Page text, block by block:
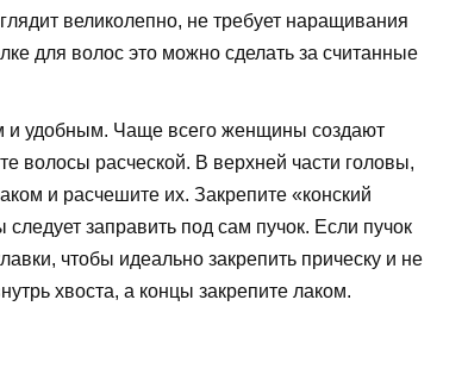
великолепно, не требует наращивания
для волос это можно сделать за считанные
и удобным. Чаще всего женщины создают
волосы расческой. В верхней части головы,
и расчешите их. Закрепите «конский
заправить под сам пучок. Если пучок
чтобы идеально закрепить прическу и не
хвоста, а концы закрепите лаком.